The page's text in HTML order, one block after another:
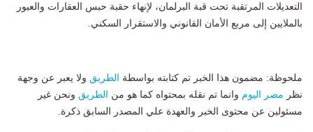
التعديلات المرتقبة تحت قبة البرلمان، لإنهاء حقبة حبس العقارات والعبور
بالملايين إلى مربع الأمان القانوني والاستقرار السكني.
ملحوظة: مضمون هذا الخبر تم كتابته بواسطة الطريق ولا يعبر عن وجهة
نظر مصر اليوم وانما تم نقله بمحتواه كما هو من الطريق ونحن غير
مسئولين عن محتوى الخبر والعهدة علي المصدر السابق ذكرة.